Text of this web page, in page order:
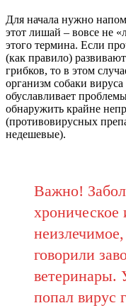
Для начала нужно
этот лишай – вовсе не
этого термина. Если
(как правило)
грибков, то в этом
организм собаки
обуславливает
обнаружить крайне
(противовирусных
недешевые).
Важно!
хроническое
говорили
ветеринары.
попал вирус